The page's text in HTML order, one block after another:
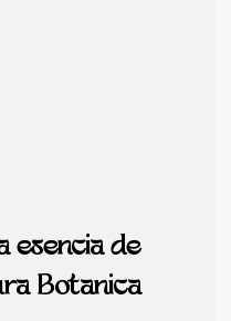
esencia de
Botanica